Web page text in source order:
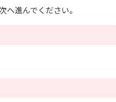
へ進んでください。